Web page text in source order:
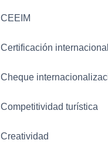
CEEIM
Certificación internacional
Cheque
Competitividad turística
Creatividad